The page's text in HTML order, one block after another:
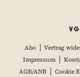
Abo Vertrag
Impressum
AGB/ANB
Cookie